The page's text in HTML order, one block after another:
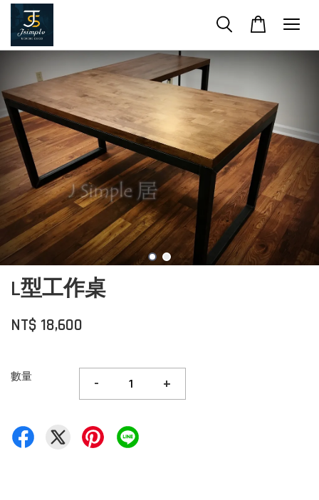
L型工作桌
NT$ 18,600
數量 - +